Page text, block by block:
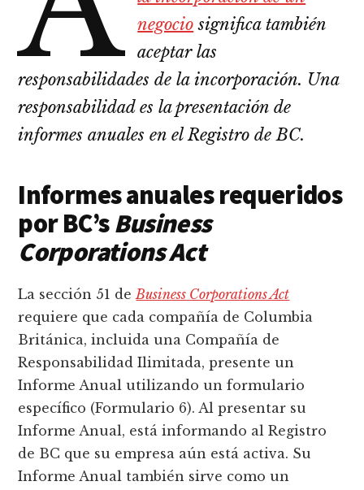
negocio significa también
aceptar las
responsabilidades de la incorporación. Una
responsabilidad es la presentación de
informes anuales en el Registro de BC.
Informes anuales requeridos
por BC’sBusiness
Corporations Act
La sección 51 deBusiness Corporations Act
requiere que cada compañía de Columbia
Británica, incluida una Compañía de
Responsabilidad Ilimitada, presente un
Informe Anual utilizando un formulario
específico (Formulario 6). Al presentar su
Informe Anual, está informando al Registro
de BC que su empresa aún está activa. Su
Informe Anual también sirve como un